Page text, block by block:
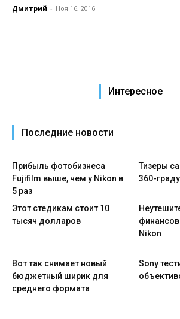
Дмитрий - Ноя 16, 2016
Интересное
Последние новости
Прибыль фотобизнеса
Fujifilm выше, чем у Nikon в
5 раз
Тизеры
360-
Этот стедикам стоит 10
тысяч долларов
Nikon
Вот так снимает новый
бюджетный ширик для
среднего формата
Sony